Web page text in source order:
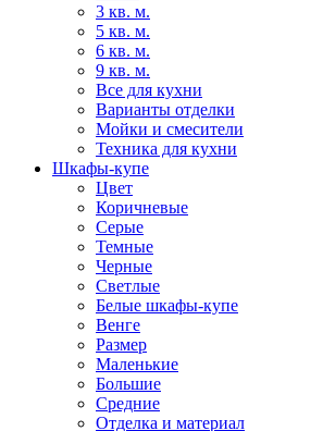
3 кв. м.
5 кв. м.
6 кв. м.
9 кв. м.
Все для кухни
Варианты отделки
Мойки и смесители
Техника для кухни
Шкафы-купе
Цвет
Коричневые
Серые
Темные
Черные
Светлые
Белые шкафы-купе
Венге
Размер
Маленькие
Большие
Средние
Отделка и материал